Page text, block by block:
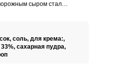
сыром стал
очень нежным и
соль, для крема:,
сахарная пудра,